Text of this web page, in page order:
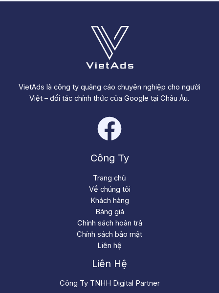
VietAds là công ty quảng cáo chuyên nghiệp cho người
Việt – đối tác chính thức của Google tại Châu Âu.
Công Ty
Trang chủ
Về chúng tôi
Khách hàng
Bảng giá
Chính sách hoàn trả
Chính sách bảo mật
Liên hệ
Liên Hệ
Công Ty TNHH Digital Partner